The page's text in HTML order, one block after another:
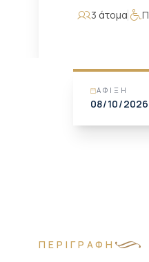
3 άτομα
ΆΦΙΞΗ
ΠΕΡΙΓΡΑΦΉ